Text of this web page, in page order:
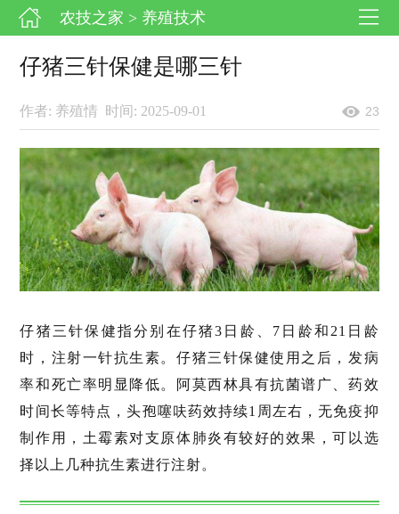
农技之家 > 养殖技术
仔猪三针保健是哪三针
作者: 养殖情 时间: 2025-09-01 23
仔猪三针保健指分别在仔猪3日龄、7日龄和21日龄
时，注射一针抗生素。仔猪三针保健使用之后，发病
率和死亡率明显降低。阿莫西林具有抗菌谱广、药效
时间长等特点，头孢噻呋药效持续1周左右，无免疫抑
制作用，土霉素对支原体肺炎有较好的效果，可以选
择以上几种抗生素进行注射。